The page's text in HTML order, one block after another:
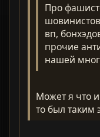
Про
вп,
прочие
нашей
Может я что
то был таким